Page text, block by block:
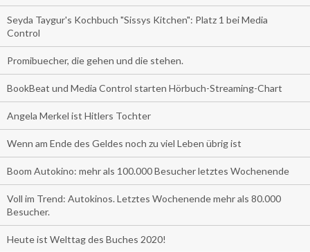
Seyda Taygur's Kochbuch "Sissys Kitchen": Platz 1 bei Media
Control
Promibuecher, die gehen und die stehen.
BookBeat und Media Control starten Hörbuch-Streaming-Chart
Angela Merkel ist Hitlers Tochter
Wenn am Ende des Geldes noch zu viel Leben übrig ist
Boom Autokino: mehr als 100.000 Besucher letztes Wochenende
Voll im Trend: Autokinos. Letztes Wochenende mehr als 80.000
Besucher.
Heute ist Welttag des Buches 2020!